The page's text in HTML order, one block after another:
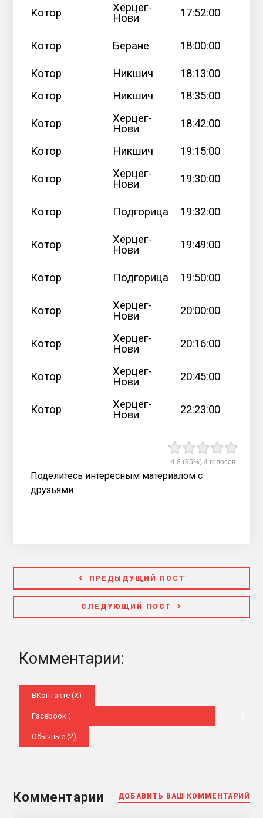
Котор
Херцег-
Нови
17:52:00
Котор Беране 18:00:00
Котор Никшич 18:13:00
Котор
Никшич 18:35:00
Котор
Херцег-
Нови
18:42:00
Котор Никшич 19:15:00
Котор
Херцег-
Нови
19:30:00
Котор Подгорица 19:32:00
Котор
Херцег-
Нови
19:49:00
Котор Подгорица 19:50:00
Котор
Херцег-
Нови
20:00:00
Котор
Херцег-
Нови
20:16:00
Котор
Херцег-
Нови
20:45:00
Котор
Херцег-
Нови
22:23:00
4.8 (95%) 4голосов
Поделитесь интересным материалом с
друзьями
ПРЕДЫДУЩИЙ ПОСТ
СЛЕДУЮЩИЙ ПОСТ
Комментарии:
ВКонтакте (X)
Facebook (
Обычные (2)
Комментарии ДОБАВИТЬ ВАШ КОММЕНТАРИЙ